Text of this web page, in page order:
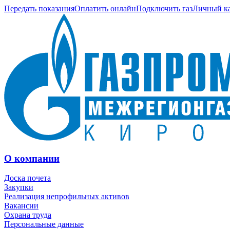
Передать показанияОплатить онлайнПодключить газЛичный
О компании
Доска почета
Закупки
Реализация непрофильных активов
Вакансии
Охрана труда
Персональные данные